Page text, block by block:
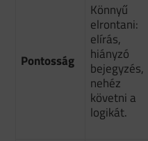
Pontosság
Könnyű
elrontani:
elírás,
hiányzó
bejegyzés,
nehéz
követni a
logikát.